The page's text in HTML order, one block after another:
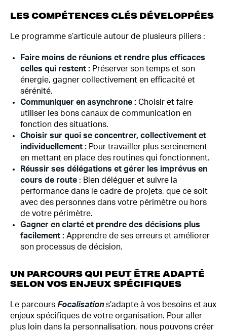
LES COMPÉTENCES CLÉS DÉVELOPPÉES
Le programme s’articule autour de plusieurs piliers :
Faire moins de réunions et rendre plus efficaces
celles qui restent : Préserver son temps et son
énergie, gagner collectivement en efficacité et
sérénité.
Communiquer en asynchrone : Choisir et faire
utiliser les bons canaux de communication en
fonction des situations.
Choisir sur quoi se concentrer, collectivement et
individuellement : Pour travailler plus sereinement
en mettant en place des routines qui fonctionnent.
Réussir ses délégations et gérer les imprévus en
cours de route : Bien déléguer et suivre la
performance dans le cadre de projets, que ce soit
avec des personnes dans votre périmètre ou hors
de votre périmètre.
Gagner en clarté et prendre des décisions plus
facilement : Apprendre de ses erreurs et améliorer
son processus de décision.
UN PARCOURS QUI PEUT ÊTRE ADAPTÉ
SELON VOS ENJEUX SPÉCIFIQUES
Le parcours Focalisations’adapte à vos besoins et aux
enjeux spécifiques de votre organisation. Pour aller
plus loin dans la personnalisation, nous pouvons créer